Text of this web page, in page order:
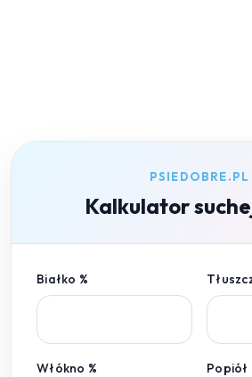
PSIEDOBRE.PL
Kalkulator
Białko %
Włókno % Popiół